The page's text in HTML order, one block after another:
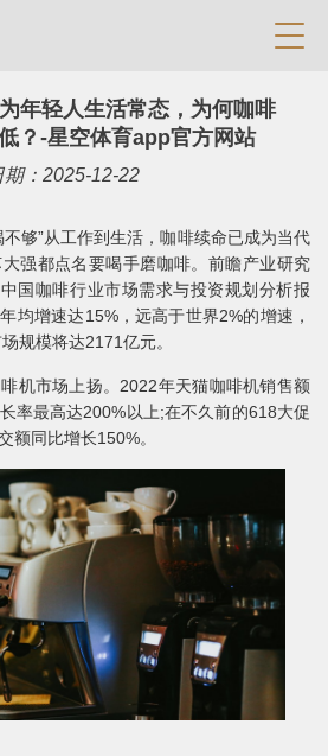
年轻人生活常态，为何咖啡
？-星空体育app官方网站
期：2025-12-22
”从工作到生活，咖啡续命已成为当代
强都点名要喝手磨咖啡。前瞻产业研究
国咖啡行业市场需求与投资规划分析报
均增速达15%，远高于世界2%的增速，
规模将达2171亿元。
市场上扬。2022年天猫咖啡机销售额
率最高达200%以上;在不久前的618大促
额同比增长150%。